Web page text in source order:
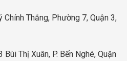
Chính Thắng, Phường 7, Quận 3,
Bùi Thị Xuân, P. Bến Nghé, Quận